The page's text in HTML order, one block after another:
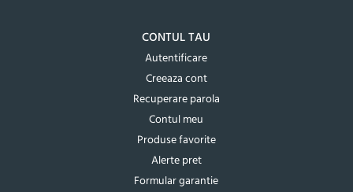
CONTUL TAU
Autentificare
Creeaza cont
Recuperare parola
Contul meu
Produse favorite
Alerte pret
Formular garantie